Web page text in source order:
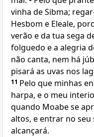
vinha de Sibma;
Hesbom e Eleale,
verão e da tua sega
folguedo e a alegria
não canta, nem há
pisará as uvas nos
11 Pelo que minhas
harpa, e o meu
quando Moabe se
altos, e entrar no seu
alcançará.